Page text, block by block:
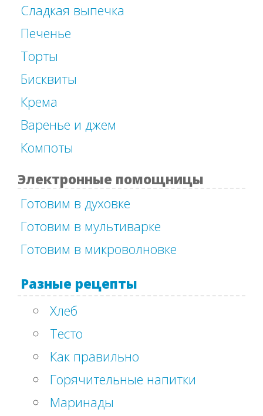
Сладкая выпечка
Печенье
Торты
Бисквиты
Крема
Варенье и джем
Компоты
Электронные помощницы
Готовим в духовке
Готовим в мультиварке
Готовим в микроволновке
Разные рецепты
Хлеб
Тесто
Как правильно
Горячительные напитки
Маринады